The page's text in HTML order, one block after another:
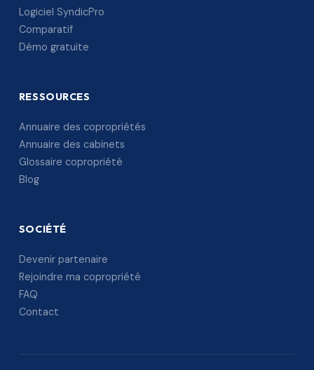
Logiciel SyndicPro
Comparatif
Démo gratuite
RESSOURCES
Annuaire des copropriétés
Annuaire des cabinets
Glossaire copropriété
Blog
SOCIÉTÉ
Devenir partenaire
Rejoindre ma copropriété
FAQ
Contact